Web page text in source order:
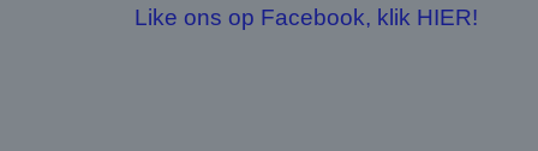
Like ons op Facebook, klik HIER!